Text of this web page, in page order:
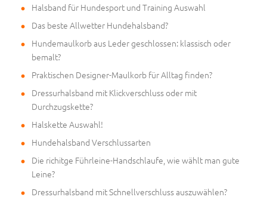
Halsband für Hundesport und Training Auswahl
Das beste Allwetter Hundehalsband?
Hundemaulkorb aus Leder geschlossen: klassisch oder
bemalt?
Praktischen Designer-Maulkorb für Alltag finden?
Dressurhalsband mit Klickverschluss oder mit
Durchzugskette?
Halskette Auswahl!
Hundehalsband Verschlussarten
Die richitge Führleine-Handschlaufe, wie wählt man gute
Leine?
Dressurhalsband mit Schnellverschluss auszuwählen?